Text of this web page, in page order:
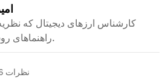
کارشناس ارزهای دیجیتال که
راهنماهای روشن تبدیل می‌کند.
نظرات